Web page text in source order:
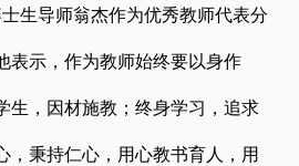
生导师翁杰作为优秀教师代表分
表示，作为教师始终要以身作
生，因材施教；终身学习，追求
，秉持仁心，用心教书育人，用